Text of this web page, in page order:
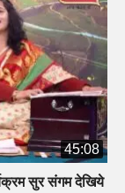
45:08
सुर संगम देखिये